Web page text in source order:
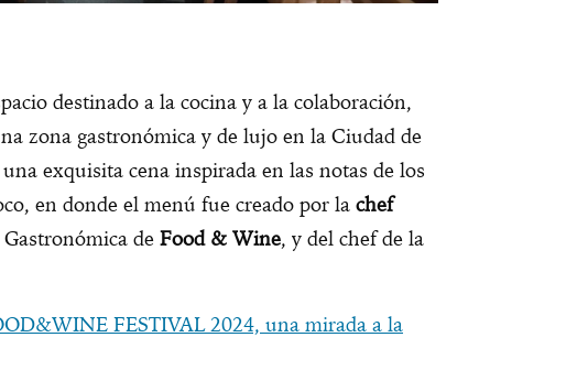
destinado a la cocina y a la colaboración,
zona gastronómica y de lujo en la Ciudad de
exquisita cena inspirada en las notas de los
en donde el menú fue creado por la chef
de Food & Wine, y del chef de la
FESTIVAL 2024, una mirada a la